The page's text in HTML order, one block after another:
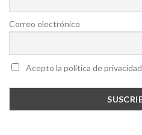
Correo electrónico
Acepto la política de privacidad